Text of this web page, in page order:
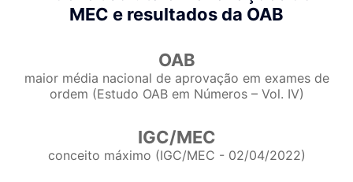
MEC e resultados da OAB
OAB
maior média nacional de aprovação em exames de
ordem (Estudo OAB em Números – Vol. IV)
IGC/MEC
conceito máximo (IGC/MEC - 02/04/2022)